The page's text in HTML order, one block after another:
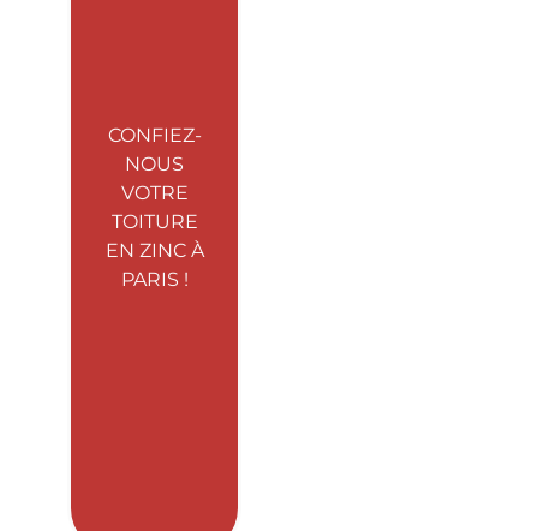
CONFIEZ-
NOUS
VOTRE
TOITURE
EN ZINC À
PARIS !